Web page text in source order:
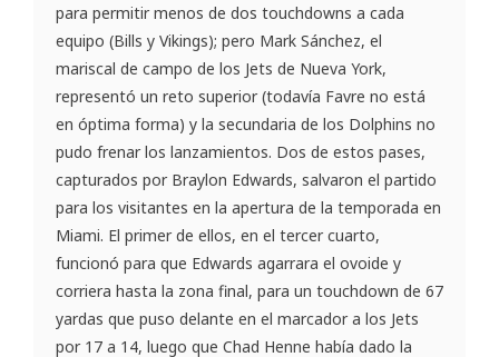
para permitir menos de dos touchdowns a cada
equipo (Bills y Vikings); pero Mark Sánchez, el
mariscal de campo de los Jets de Nueva York,
representó un reto superior (todavía Favre no está
en óptima forma) y la secundaria de los Dolphins no
pudo frenar los lanzamientos. Dos de estos pases,
capturados por Braylon Edwards, salvaron el partido
para los visitantes en la apertura de la temporada en
Miami. El primer de ellos, en el tercer cuarto,
funcionó para que Edwards agarrara el ovoide y
corriera hasta la zona final, para un touchdown de 67
yardas que puso delante en el marcador a los Jets
por 17 a 14, luego que Chad Henne había dado la